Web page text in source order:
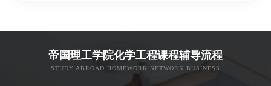
帝国理工学院化学工程课程辅导流程
STUDY ABROAD HOMEWORK NETWORK BUSINESS